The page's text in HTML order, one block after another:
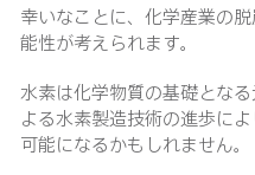
幸いなことに、化学産業の
能性が考えられます。
水素は化学物質の基礎とな
よる水素製造技術の進歩に
可能になるかもしれません。